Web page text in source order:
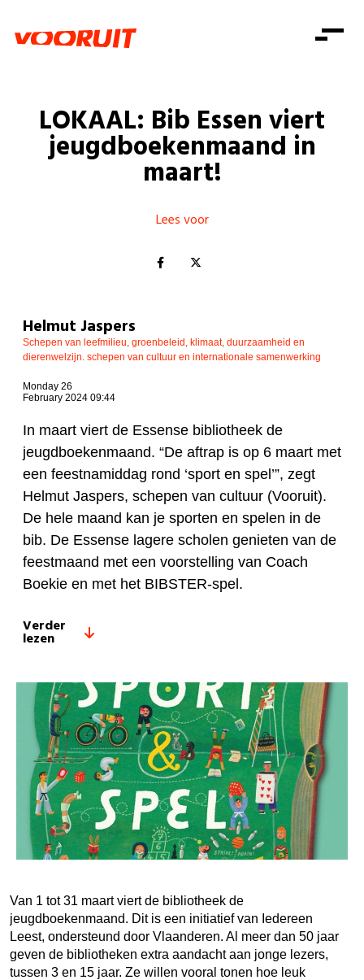
Zorg
Gelijke kansen
Consumentenbescherming
Pensioenen
Onze mensen
Standpunten
Doe mee
Doe mee
Word lid
Mis niets
Shop
Doe mee
LOKAAL: Bib Essen viert
jeugdboekenmaand in
maart!
Lees voor
Helmut Jaspers
Schepen van leefmilieu, groenbeleid, klimaat, duurzaamheid en
dierenwelzijn. schepen van cultuur en internationale samenwerking
Monday 26
February 2024 09:44
In maart viert de Essense bibliotheek de
jeugdboekenmaand. “De aftrap is op 6 maart met
een feestnamiddag rond ‘sport en spel’”, zegt
Helmut Jaspers, schepen van cultuur (Vooruit).
De hele maand kan je sporten en spelen in de
bib. De Essense lagere scholen genieten van de
feestmaand met een voorstelling van Coach
Boekie en met het BIBSTER-spel.
Verder
lezen
Van 1 tot 31 maart viert de bibliotheek de
jeugdboekenmaand. Dit is een initiatief van Iedereen
Leest, ondersteund door Vlaanderen. Al meer dan 50 jaar
geven de bibliotheken extra aandacht aan jonge lezers,
tussen 3 en 15 jaar. Ze willen vooral tonen hoe leuk